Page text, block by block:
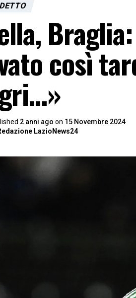
così
2 anni ago on 15 Novembre 2024
LazioNews24